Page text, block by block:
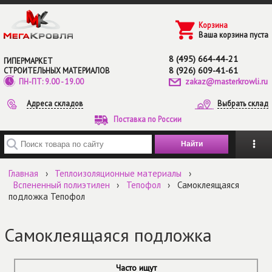
Перейти к основному содержанию
ГИПЕРМАРКЕТ
СТРОИТЕЛЬНЫХ МАТЕРИАЛОВ
ПН-ПТ: 9.00 - 19.00
8 (495) 664-44-21
8 (926) 609-41-61
zakaz@masterkrowli.ru
Адреса складов
Выбрать склад
Поставка по России
Корзина
Ваша корзина пуста
Введите ключевые слова для поиска
Главная › Теплоизоляционные материалы
›
Вспененный полиэтилен
› Тепофол ›
Самоклеящаяся
подложка Тепофол
Самоклеящаяся подложка
Часто ищут